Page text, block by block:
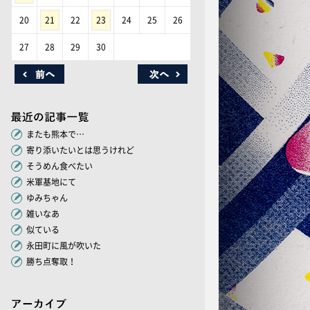
20 21 22 23 24 25 26
27 28 29 30
またも熊本で…
寄り添いたいとは思うけれど
そうめん食べたい
米軍基地にて
ゆみちゃん
雑いなあ
似ている
永田町に風が吹いた
勝ち点奪取！